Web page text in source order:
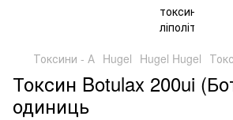
Токсини - А Hugel Hugel Hugel
Токсин Botulax 200ui
одиниць